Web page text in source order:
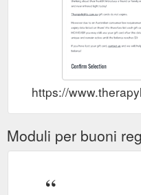
https://
Moduli per buoni